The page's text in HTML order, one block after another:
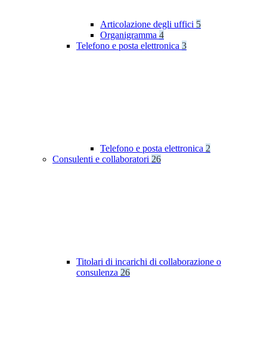
Articolazione degli uffici 5
Organigramma 4
Telefono e posta elettronica 3
Telefono e posta elettronica 2
Consulenti e collaboratori 26
Titolari di incarichi di collaborazione o
consulenza 26